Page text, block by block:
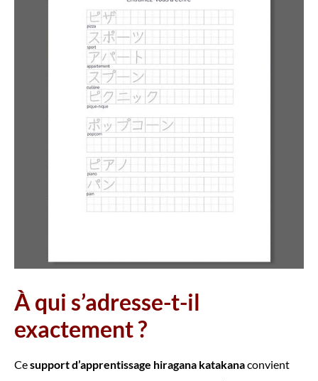
À qui s’adresse-t-il
exactement ?
Cesupport d’apprentissage hiragana katakanaconvient